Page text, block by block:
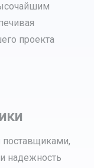
проекта
надежность